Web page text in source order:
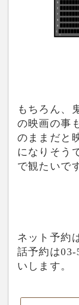
もちろん、
の映画の事
のままだと
になりそう
で観たいで
ネット予約
話予約は
いします。